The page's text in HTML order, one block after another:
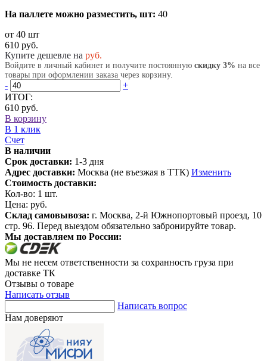
На паллете можно разместить, шт: 40
от 40 шт
610 руб.
Купите дешевле на руб.
Войдите в личный кабинет и получите постоянную скидку 3% на все
товары при оформлении заказа через корзину.
-
+
ИТОГ:
610 руб.
В корзину
В 1 клик
Счет
В наличии
Срок доставки: 1-3 дня
Адрес доставки: Москва (не въезжая в ТТК) Изменить
Стоимость доставки:
Кол-во: 1 шт.
Цена: руб.
Склад самовывоза: г. Москва, 2-й Южнопортовый проезд, 10
стр. 96. Перед выездом обязательно забронируйте товар.
Мы доставляем по России:
Мы не несем ответственности за сохранность груза при
доставке ТК
Отзывы о товаре
Написать отзыв
Написать вопрос
Нам доверяют